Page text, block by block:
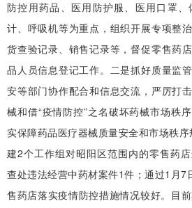
防控用药品、医用防护服、医用口罩
计、呼吸机等为重点，组织开展专项整
货查验记录、销售记录等，督促零售药
品人员信息登记工作。二是抓好质量监
安等部门协作配合和信息交流，严厉打
械和借“疫情防控”之名破坏药械市场秩
实保障药品医疗器械质量安全和市场秩序
建2个工作组对昭阳区范围内的零售药
查处违法经营中药材案件1件；通过1月7
售药店落实疫情防控措施情况较好。目